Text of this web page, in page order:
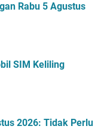
Rabu 5 Agustus
SIM Keliling
2026: Tidak Perlu